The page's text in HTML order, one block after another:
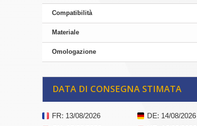
Compatibilità
Materiale
Omologazione
DATA DI CONSEGNA STIMATA
FR: 13/08/2026 DE: 14/08/2026